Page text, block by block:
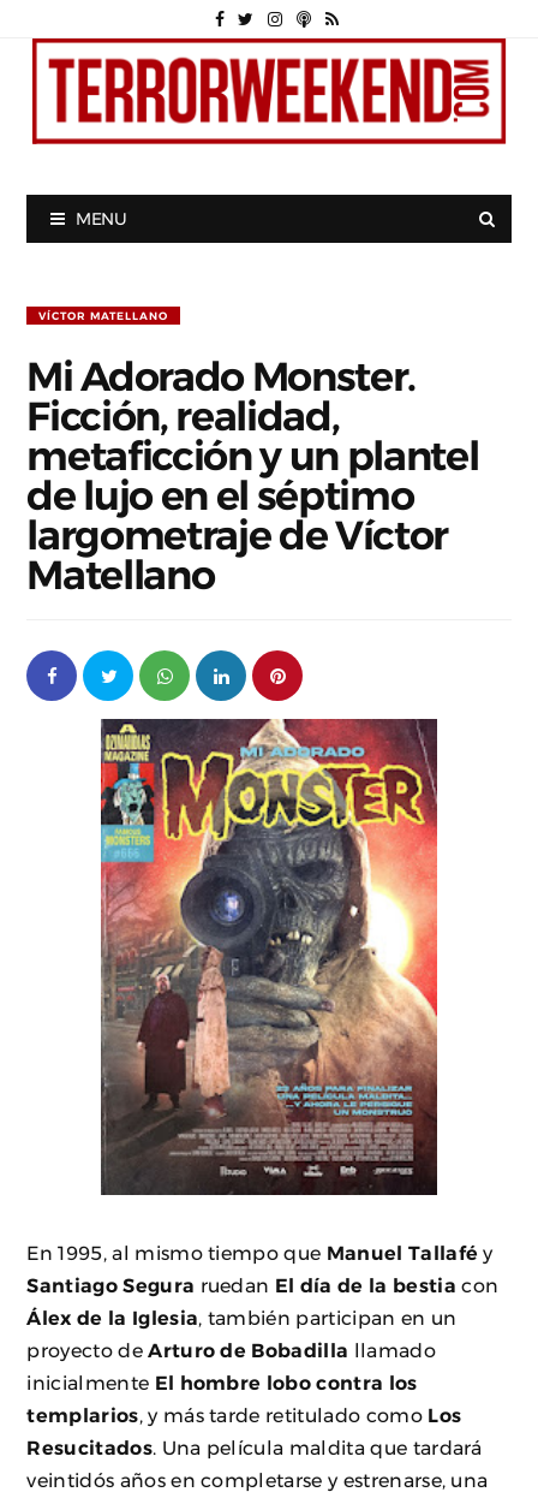
MENU
VÍCTOR MATELLANO
Mi Adorado Monster.
Ficción, realidad,
metaficción y un plantel
de lujo en el séptimo
largometraje de Víctor
Matellano
En 1995, al mismo tiempo que Manuel Tallafé y
Santiago Segura ruedan El día de la bestiacon
Álex de la Iglesia , también participan en un
proyecto de Arturo de Bobadilla llamado
inicialmente El hombre lobo contra los
templarios , y más tarde retitulado como Los
Resucitados. Una película maldita que tardará
veintidós años en completarse y estrenarse, una